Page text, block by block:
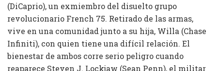
(DiCaprio), un exmiembro del disuelto grupo
revolucionario French 75. Retirado de las armas,
vive en una comunidad junto a su hija, Willa (Chase
Infiniti), con quien tiene una difícil relación. El
bienestar de ambos corre serio peligro cuando
reaparece Steven J. Lockjaw (Sean Penn), el militar